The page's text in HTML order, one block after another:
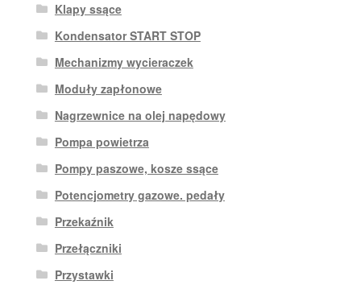
Klapy ssące
Kondensator START STOP
Mechanizmy wycieraczek
Moduły zapłonowe
Nagrzewnice na olej napędowy
Pompa powietrza
Pompy paszowe, kosze ssące
Potencjometry gazowe. pedały
Przekaźnik
Przełączniki
Przystawki